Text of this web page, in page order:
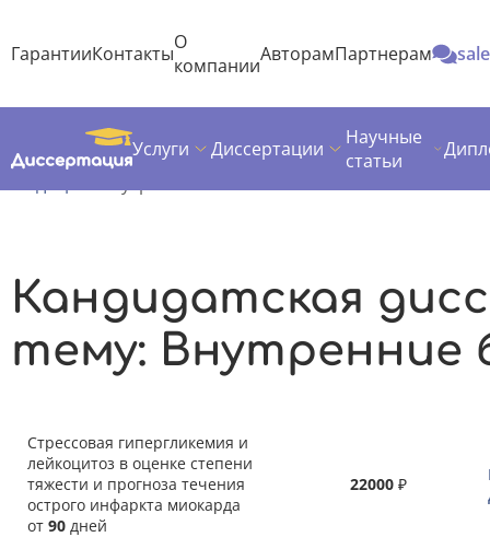
ГарантииКонтактыО
компанииАвторамПартнерам
Услуги Диссертации
Научные
статьи
ДиссертацияТемы кандидатских диссертаций
Кандидатская
тему: Внутренние
Стрессовая гипергликемия и
лейкоцитоз в оценке степени
тяжести и прогноза течения
острого инфаркта миокарда
от 90 дней
22000 ₽